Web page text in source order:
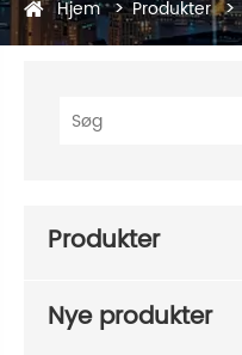
Hjem Produkter
Produkter
Nye produkter